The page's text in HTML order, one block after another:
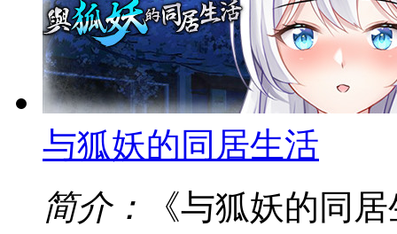
与狐妖的同居生活
简介：
《与狐妖的同